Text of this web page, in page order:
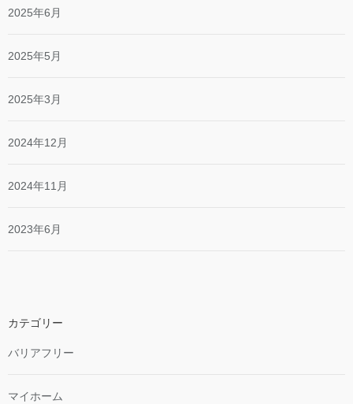
2025年6月
2025年5月
2025年3月
2024年12月
2024年11月
2023年6月
カテゴリー
バリアフリー
マイホーム